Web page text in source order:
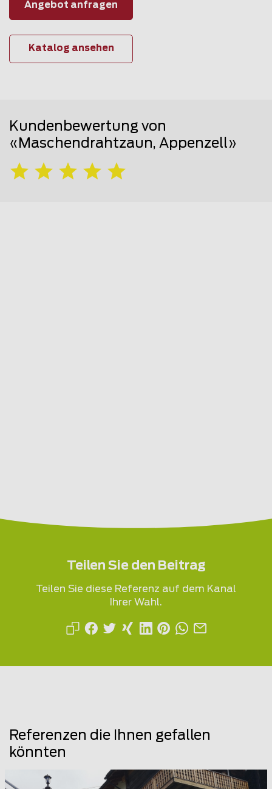
Angebot anfragen
Katalog ansehen
Kundenbewertung von
«Maschendrahtzaun, Appenzell»
Teilen Sie den Beitrag
Teilen Sie diese Referenz auf dem Kanal
Ihrer Wahl.
Referenzen die Ihnen gefallen
könnten